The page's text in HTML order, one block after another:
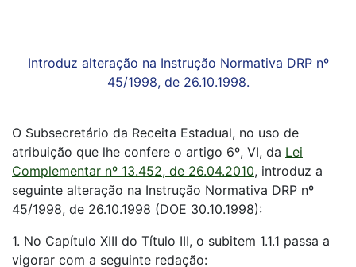
Introduz alteração na Instrução Normativa DRP nº
45/1998, de 26.10.1998.
O Subsecretário da Receita Estadual, no uso de
atribuição que lhe confere o artigo 6º, VI, da Lei
Complementar nº 13.452, de 26.04.2010, introduz a
seguinte alteração na Instrução Normativa DRP nº
45/1998, de 26.10.1998 (DOE 30.10.1998):
1. No Capítulo XIII do Título III, o subitem 1.1.1 passa a
vigorar com a seguinte redação: